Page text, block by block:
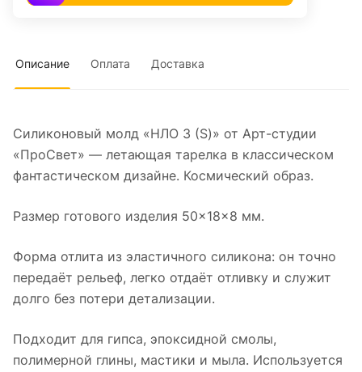
Описание Оплата Доставка
Силиконовый молд «НЛО 3 (S)» от Арт-студии
«ПроСвет» — летающая тарелка в классическом
фантастическом дизайне. Космический образ.
Размер готового изделия 50×18×8 мм.
Форма отлита из эластичного силикона: он точно
передаёт рельеф, легко отдаёт отливку и служит
долго без потери детализации.
Подходит для гипса, эпоксидной смолы,
полимерной глины, мастики и мыла. Используется